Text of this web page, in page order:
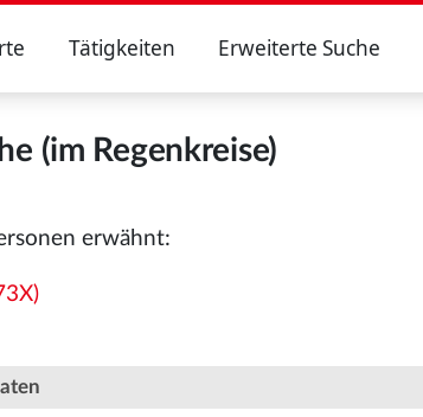
Tätigkeiten Erweiterte Suche
(im Regenkreise)
erwähnt: